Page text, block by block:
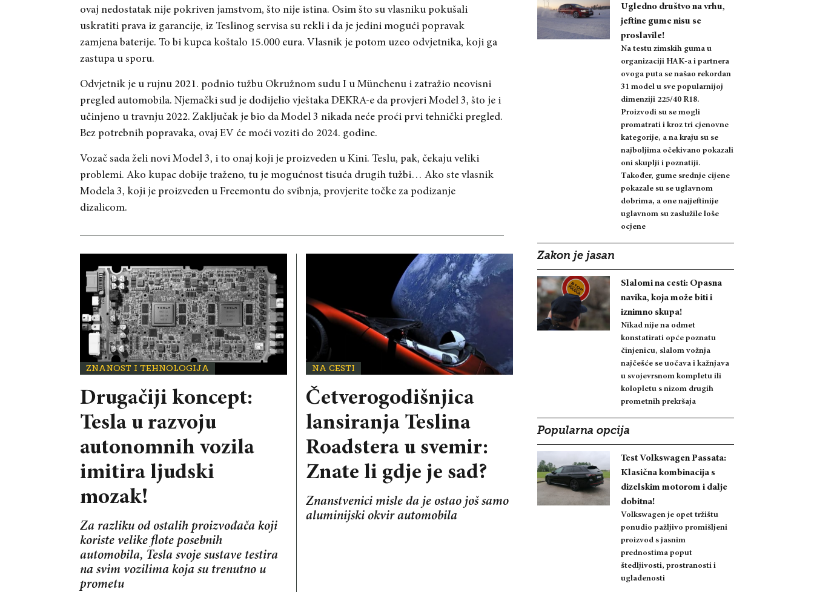
ovaj nedostatak nije pokriven jamstvom, što nije istina. Osim što su vlasniku pokušali
uskratiti prava iz garancije, iz Teslinog servisa su rekli i da je jedini mogući popravak
zamjena baterije. To bi kupca koštalo 15.000 eura. Vlasnik je potom uzeo odvjetnika, koji ga
zastupa u sporu.
Odvjetnik je u rujnu 2021. podnio tužbu Okružnom sudu I u Münchenu i zatražio neovisni
pregled automobila. Njemački sud je dodijelio vještaka DEKRA-e da provjeri Model 3, što je i
učinjeno u travnju 2022. Zaključak je bio da Model 3 nikada neće proći prvi tehnički pregled.
Bez potrebnih popravaka, ovaj EV će moći voziti do 2024. godine.
Vozač sada želi novi Model 3, i to onaj koji je proizveden u Kini. Teslu, pak, čekaju veliki
problemi. Ako kupac dobije traženo, tu je mogućnost tisuća drugih tužbi… Ako ste vlasnik
Modela 3, koji je proizveden u Freemontu do svibnja, provjerite točke za podizanje
dizalicom.
ZNANOST I TEHNOLOGIJA
Drugačiji koncept:
Tesla u razvoju
autonomnih vozila
imitira ljudski
mozak!
Za razliku od ostalih proizvođača koji
koriste velike flote posebnih
automobila, Tesla svoje sustave testira
na svim vozilima koja su trenutno u
prometu
NA CESTI
Četverogodišnjica
lansiranja Teslina
Roadstera u svemir:
Znate li gdje je sad?
Znanstvenici misle da je ostao još samo
aluminijski okvir automobila
Ugledno društvo na vrhu,
jeftine gume nisu se
proslavile!
Na testu zimskih guma u
organizaciji HAK-a i partnera
ovoga puta se našao rekordan
31 model u sve popularnijoj
dimenziji 225/40 R18.
Proizvodi su se mogli
promatrati i kroz tri cjenovne
kategorije, a na kraju su se
najboljima očekivano pokazali
oni skuplji i poznatiji.
Također, gume srednje cijene
pokazale su se uglavnom
dobrima, a one najjeftinije
uglavnom su zaslužile loše
ocjene
Zakon je jasan
Slalomi na cesti: Opasna
navika, koja može biti i
iznimno skupa!
Nikad nije na odmet
konstatirati opće poznatu
činjenicu, slalom vožnja
najčešće se uočava i kažnjava
u svojevrsnom kompletu ili
kolopletu s nizom drugih
prometnih prekršaja
Popularna opcija
Test Volkswagen Passata:
Klasična kombinacija s
dizelskim motorom i dalje
dobitna!
Volkswagen je opet tržištu
ponudio pažljivo promišljeni
proizvod s jasnim
prednostima poput
štedljivosti, prostranosti i
uglađenosti